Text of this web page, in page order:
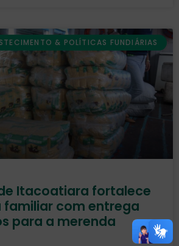
& POLÍTICAS FUNDIÁRIAS
Itacoatiara fortalece
com entrega
para a merenda